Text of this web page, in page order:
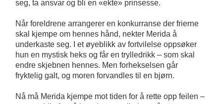
seg, ta ansvar og bli en «ekte» prinsesse.
Når foreldrene arrangerer en konkurranse der frierne
skal kjempe om hennes hånd, nekter Merida å
underkaste seg. I et øyeblikk av fortvilelse oppsøker
hun en mystisk heks og får en trylledrikk – som skal
endre skjebnen hennes. Men forhekselsen går
fryktelig galt, og moren forvandles til en bjørn.
Nå må Merida kjempe mot tiden for å rette opp feilen –